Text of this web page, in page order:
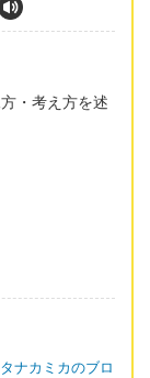
・考え方を述
ナカミカのブロ